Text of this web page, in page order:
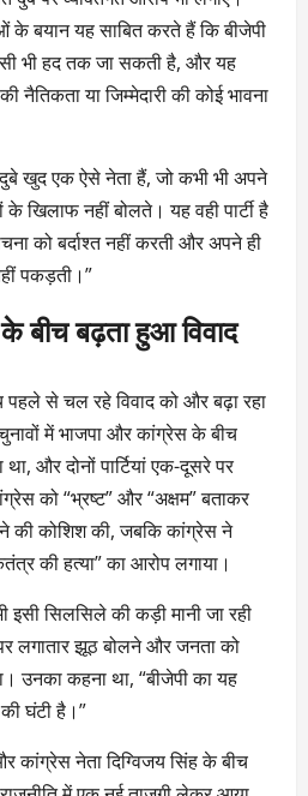
के बयान यह साबित करते हैं कि बीजेपी
भी हद तक जा सकती है, और यह
नैतिकता या जिम्मेदारी की कोई भावना
दुबे खुद एक ऐसे नेता हैं, जो कभी भी अपने
के खिलाफ नहीं बोलते। यह वही पार्टी है
को बर्दाश्त नहीं करती और अपने ही
पकड़ती।”
बीच बढ़ता हुआ विवाद
पहले से चल रहे विवाद को और बढ़ा रहा
में भाजपा और कांग्रेस के बीच
और दोनों पार्टियां एक-दूसरे पर
को “भ्रष्ट” और “अक्षम” बताकर
की कोशिश की, जबकि कांग्रेस ने
की हत्या” का आरोप लगाया।
इसी सिलसिले की कड़ी मानी जा रही
लगातार झूठ बोलने और जनता को
उनका कहना था, “बीजेपी का यह
घंटी है।”
कांग्रेस नेता दिग्विजय सिंह के बीच